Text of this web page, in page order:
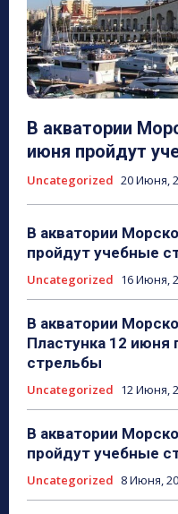
В акватории
июня пройдут
Uncategorized 20 Июня,
В акватории
пройдут учебные
Uncategorized 16 Июня,
В акватории
Пластунка 12 июня
стрельбы
Uncategorized 12 Июня,
В акватории
пройдут учебные
Uncategorized 8 Июня,